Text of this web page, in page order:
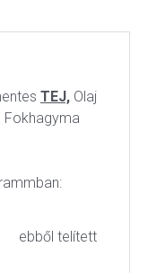
TEJ, Olaj
Fokhagyma
ebből telített